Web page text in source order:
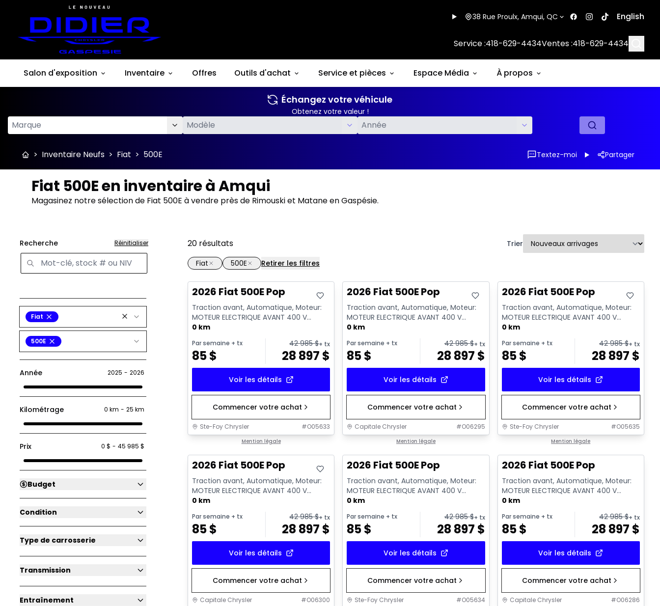
38 Rue Proulx, Amqui, QC English
Service :418-629-4434Ventes :418-629-4434
Salon d'exposition Inventaire Offres Outils d'achat Service et pièces Espace Média À propos
Échangez votre véhicule
Obtenez votre valeur !
> Inventaire Neufs > Fiat > 500E Textez-moi Partager
Fiat 500E en inventaire à Amqui
Magasinez notre sélection de Fiat 500E à vendre près de Rimouski et Matane en Gaspésie.
Recherche Réinitialiser
Fiat
500E
Année 2025 - 2026
Kilométrage 0 km - 25 km
Prix 0 $ - 45 985 $
Budget
Condition
Type de carrosserie
Transmission
Entraînement
20 résultats
Trier
Fiat
500E Retirer les filtres
2026 Fiat 500E Pop
Traction avant, Automatique, Moteur:
MOTEUR ELECTRIQUE AVANT 400 V
GKN097 - Essence
0 km
Par semaine + tx
85$
42 985$+ tx
28 897 $
Voir les détails
Commencer votre achat
Ste-Foy Chrysler #O05633
Mention légale
2026 Fiat 500E Pop
Traction avant, Automatique, Moteur:
MOTEUR ELECTRIQUE AVANT 400 V
GKN097 - Essence
0 km
Par semaine + tx
85$
42 985$+ tx
28 897 $
Voir les détails
Commencer votre achat
Capitale Chrysler #O06295
Mention légale
2026 Fiat 500E Pop
Traction avant, Automatique, Moteur:
MOTEUR ELECTRIQUE AVANT 400 V
GKN097 - Essence
0 km
Par semaine + tx
85$
42 985$+ tx
28 897 $
Voir les détails
Commencer votre achat
Ste-Foy Chrysler #O05635
Mention légale
2026 Fiat 500E Pop
Traction avant, Automatique, Moteur:
MOTEUR ELECTRIQUE AVANT 400 V
GKN097 - Essence
0 km
Par semaine + tx
85$
42 985$+ tx
28 897 $
Voir les détails
Commencer votre achat
Capitale Chrysler #O06300
2026 Fiat 500E Pop
Traction avant, Automatique, Moteur:
MOTEUR ELECTRIQUE AVANT 400 V
GKN097 - Essence
0 km
Par semaine + tx
85$
42 985$+ tx
28 897 $
Voir les détails
Commencer votre achat
Ste-Foy Chrysler #O05634
2026 Fiat 500E Pop
Traction avant, Automatique, Moteur:
MOTEUR ELECTRIQUE AVANT 400 V
GKN097 - Essence
0 km
Par semaine + tx
85$
42 985$+ tx
28 897 $
Voir les détails
Commencer votre achat
Capitale Chrysler #O06286